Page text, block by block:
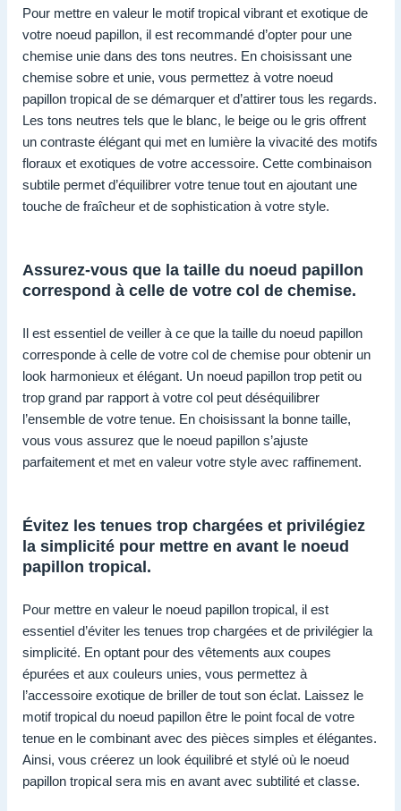
Pour mettre en valeur le motif tropical vibrant et exotique de
votre noeud papillon, il est recommandé d’opter pour une
chemise unie dans des tons neutres. En choisissant une
chemise sobre et unie, vous permettez à votre noeud
papillon tropical de se démarquer et d’attirer tous les regards.
Les tons neutres tels que le blanc, le beige ou le gris offrent
un contraste élégant qui met en lumière la vivacité des motifs
floraux et exotiques de votre accessoire. Cette combinaison
subtile permet d’équilibrer votre tenue tout en ajoutant une
touche de fraîcheur et de sophistication à votre style.
Assurez-vous que la taille du noeud papillon
correspond à celle de votre col de chemise.
Il est essentiel de veiller à ce que la taille du noeud papillon
corresponde à celle de votre col de chemise pour obtenir un
look harmonieux et élégant. Un noeud papillon trop petit ou
trop grand par rapport à votre col peut déséquilibrer
l’ensemble de votre tenue. En choisissant la bonne taille,
vous vous assurez que le noeud papillon s’ajuste
parfaitement et met en valeur votre style avec raffinement.
Évitez les tenues trop chargées et privilégiez
la simplicité pour mettre en avant le noeud
papillon tropical.
Pour mettre en valeur le noeud papillon tropical, il est
essentiel d’éviter les tenues trop chargées et de privilégier la
simplicité. En optant pour des vêtements aux coupes
épurées et aux couleurs unies, vous permettez à
l’accessoire exotique de briller de tout son éclat. Laissez le
motif tropical du noeud papillon être le point focal de votre
tenue en le combinant avec des pièces simples et élégantes.
Ainsi, vous créerez un look équilibré et stylé où le noeud
papillon tropical sera mis en avant avec subtilité et classe.